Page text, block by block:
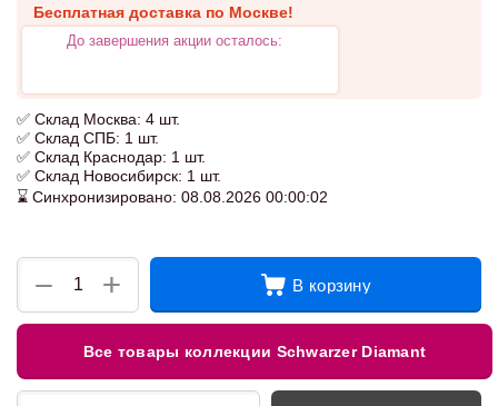
Бесплатная доставка по Москве!
До завершения акции осталось:
✅ Склад Москва: 4 шт.
✅ Склад СПБ: 1 шт.
✅ Склад Краснодар: 1 шт.
✅ Склад Новосибирск: 1 шт.
⌛ Синхронизировано: 08.08.2026 00:00:02
+
− В корзину
Все товары коллекции Schwarzer Diamant